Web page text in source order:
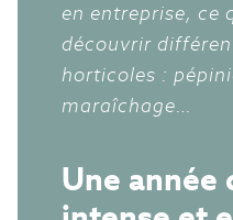
en entreprise, ce
découvrir
horticoles :
maraîchage…
Une année